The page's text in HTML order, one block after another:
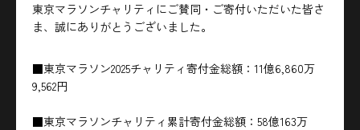
東京マラソンチャリティにご賛同・ご寄付いただいた皆さ
ま、誠にありがとうございました。
■東京マラソン2025チャリティ寄付金総額：11億6,860万
9,562円
■東京マラソンチャリティ累計寄付金総額：58億163万